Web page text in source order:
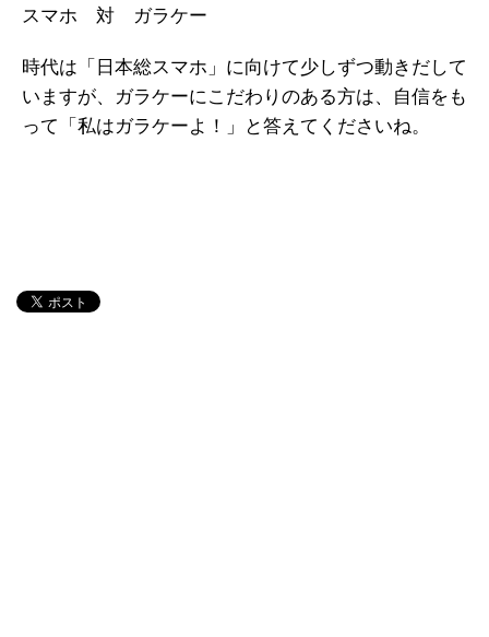
スマホ 対 ガラケー
時代は「日本総スマホ」に向けて少しずつ動きだして
いますが、ガラケーにこだわりのある方は、自信をも
って「私はガラケーよ！」と答えてくださいね。